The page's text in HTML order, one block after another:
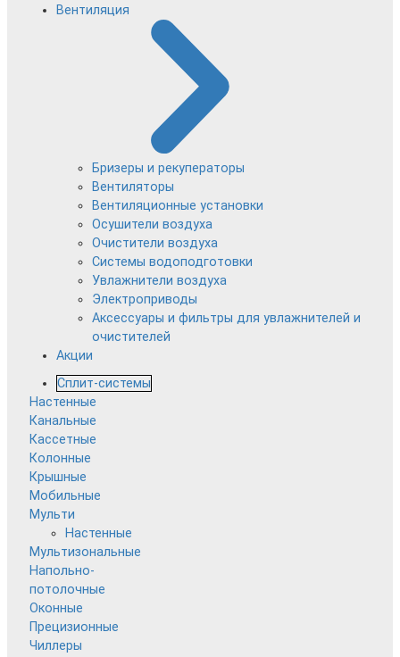
Вентиляция
Бризеры и рекуператоры
Вентиляторы
Вентиляционные установки
Осушители воздуха
Очистители воздуха
Системы водоподготовки
Увлажнители воздуха
Электроприводы
Аксессуары и фильтры для увлажнителей и
очистителей
Акции
Сплит-системы
Настенные
Канальные
Кассетные
Колонные
Крышные
Мобильные
Мульти
Настенные
Мультизональные
Напольно-
потолочные
Оконные
Прецизионные
Чиллеры